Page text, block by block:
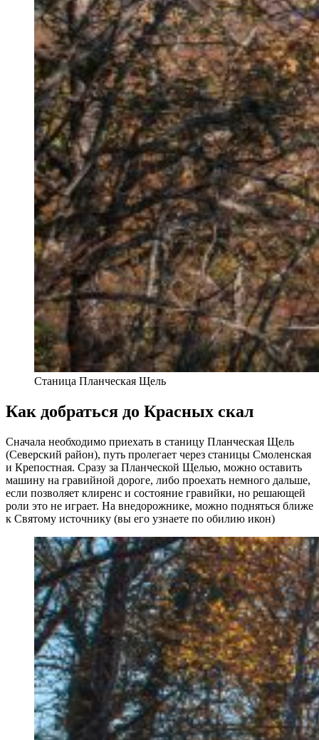
Станица Планческая Щель
Как добраться до Красных скал
Сначала необходимо приехать в станицу Планческая Щель
(Северский район), путь пролегает через станицы Смоленская
и Крепостная. Сразу за Планческой Щелью, можно оставить
машину на гравийной дороге, либо проехать немного дальше,
если позволяет клиренс и состояние гравийки, но решающей
роли это не играет. На внедорожнике, можно подняться ближе
к Святому источнику (вы его узнаете по обилию икон)